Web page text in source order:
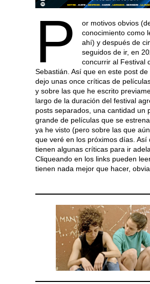
P
or motivos obvios
conocimiento como
ahí) y después de
seguidos de ir, en
concurrir al Festival
Sebastián. Así que en este post
dejo unas once críticas de
y sobre las que he escrito
largo de la duración del festival
posts separados, una cantidad un
grande de películas que se
ya he visto (pero sobre las que
que veré en los próximos días. Así
tienen algunas críticas para ir
Cliqueando en los links pueden
tienen nada mejor que hacer,